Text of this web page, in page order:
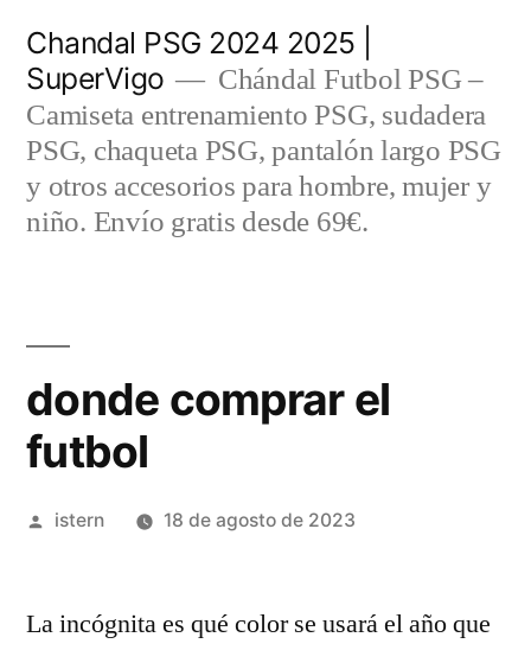
contenido
Chandal PSG 2024 2025 |
SuperVigo
Chándal Futbol PSG –
Camiseta entrenamiento PSG, sudadera
PSG, chaqueta PSG, pantalón largo PSG
y otros accesorios para hombre, mujer y
niño. Envío gratis desde 69€.
donde comprar el
futbol
Publicado
istern 18 de agosto de 2023
La incógnita es qué color se usará el año que